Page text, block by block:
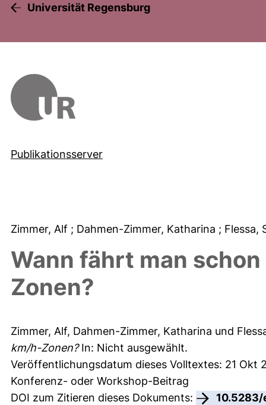
Universität Regensburg
Publikationsserver
Zimmer, Alf ; Dahmen-Zimmer, Katharina ; Flessa,
Wann fährt man
Zonen?
Zimmer, Alf, Dahmen-Zimmer, Katharina und
km/h-Zonen?In: Nicht ausgewählt.
Veröffentlichungsdatum dieses Volltextes: 21 Okt
Konferenz- oder Workshop-Beitrag
DOI zum Zitieren dieses Dokuments:
10.5283/